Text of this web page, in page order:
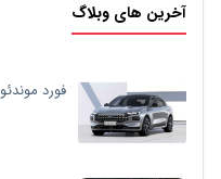
آخرین های وبلاگ
فورد موندئو 2022 برای بازار چین معرفی شد